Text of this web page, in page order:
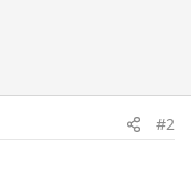
#2